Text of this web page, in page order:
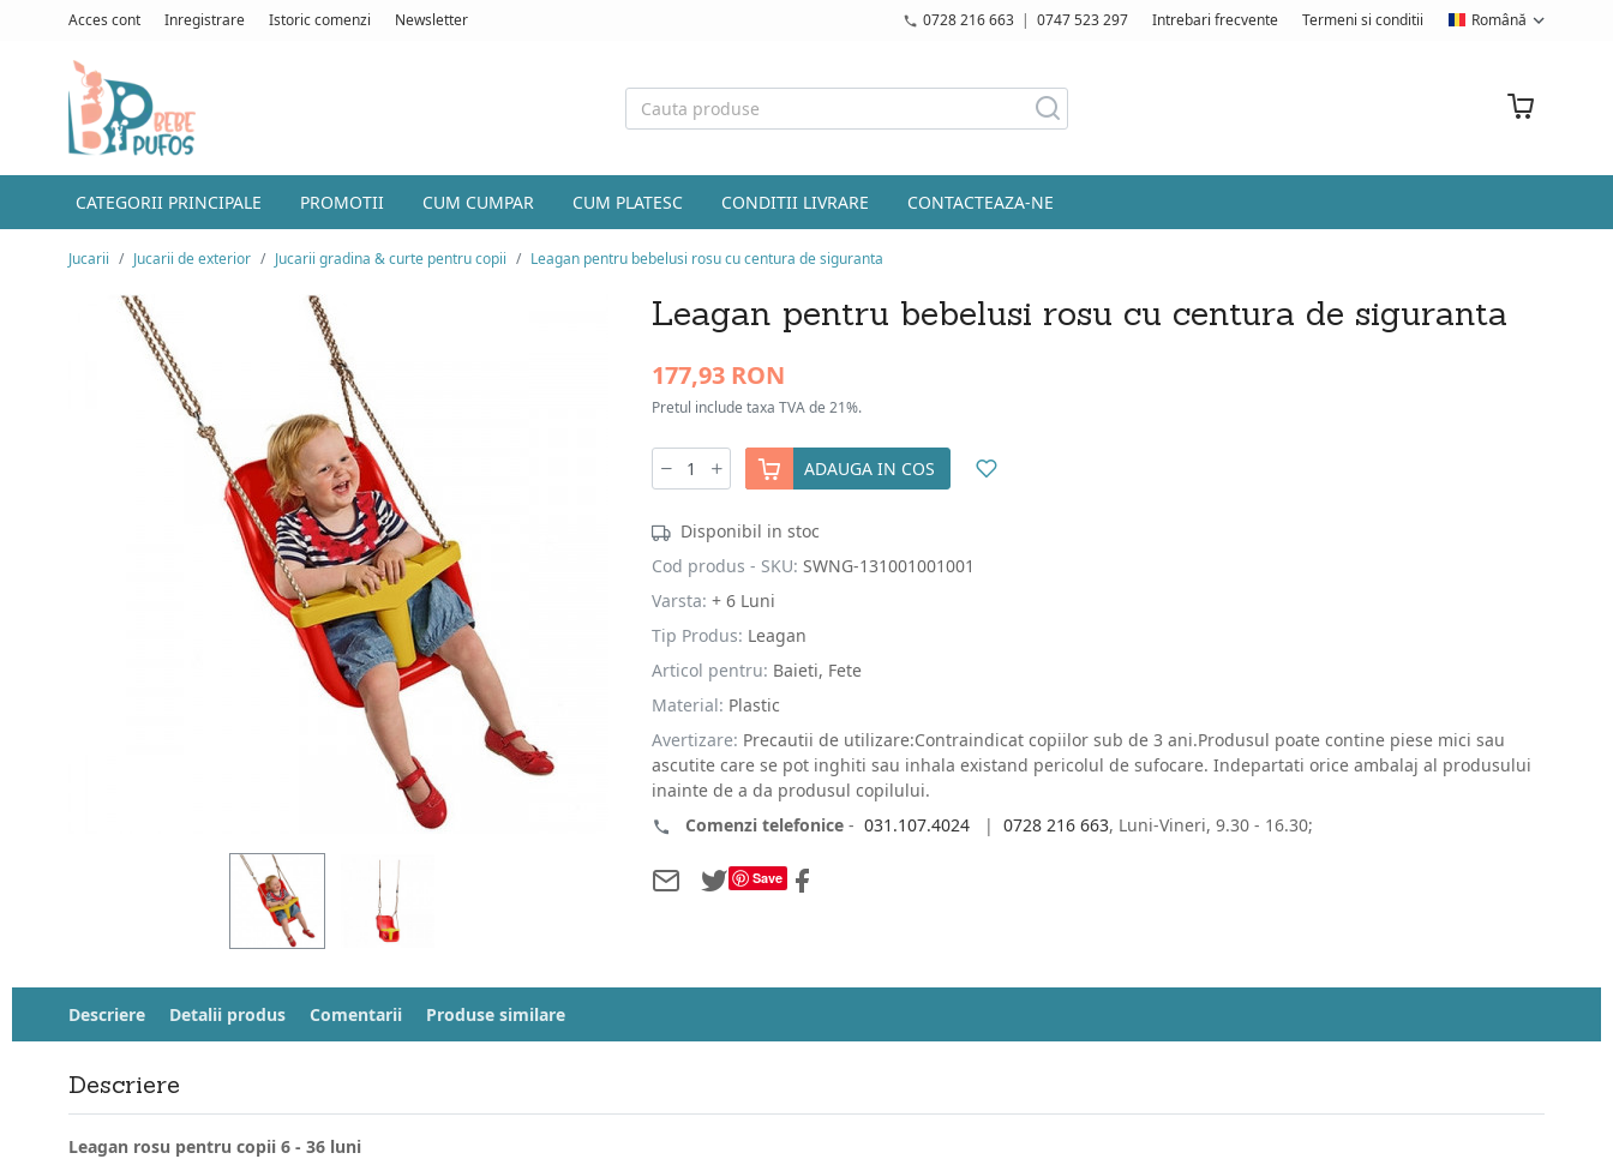
Acces cont Inregistrare Istoric comenzi Newsletter 0728 216 663| 0747 523 297 Intrebari frecvente Termeni si conditii Română
CATEGORII PRINCIPALE PROMOTII CUM CUMPAR CUM PLATESC CONDITII LIVRARE CONTACTEAZA-NE
Jucarii Jucarii de exterior Jucarii gradina & curte pentru copii Leagan pentru bebelusi rosu cu centura de siguranta
Leagan pentru bebelusi rosu cu centura de siguranta
177,93 RON
Pretul include taxa TVA de 21%.
ADAUGA IN COS
Disponibil in stoc
Cod produs - SKU: SWNG-131001001001
Varsta: + 6 Luni
Tip Produs: Leagan
Articol pentru: Baieti, Fete
Material: Plastic
Avertizare: Precautii de utilizare:Contraindicat copiilor sub de 3 ani.Produsul poate contine piese mici sau
ascutite care se pot inghiti sau inhala existand pericolul de sufocare. Indepartati orice ambalaj al produsului
inainte de a da produsul copilului.
Comenzi telefonice - 031.107.4024 | 0728 216 663, Luni-Vineri, 9.30 - 16.30;
Save
Descriere Detalii produs Comentarii Produse similare
Descriere
Leagan rosu pentru copii 6 - 36 luni